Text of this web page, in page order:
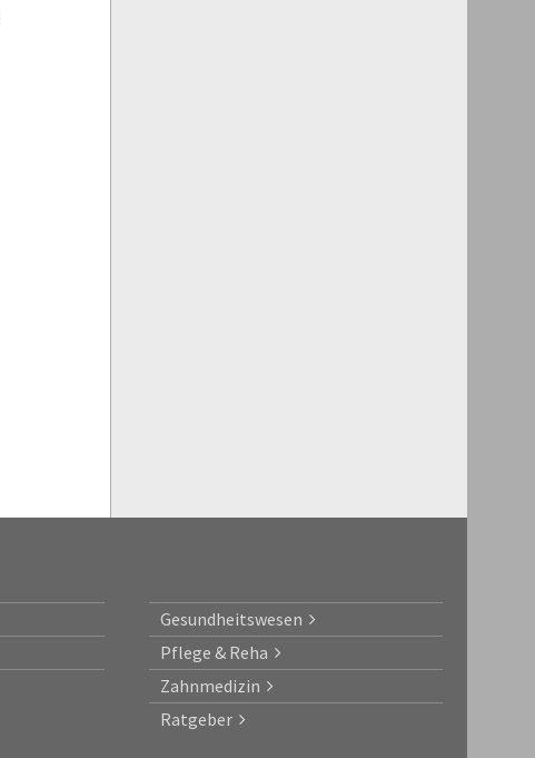
Gesundheitswesen
Pflege & Reha
Zahnmedizin
Ratgeber